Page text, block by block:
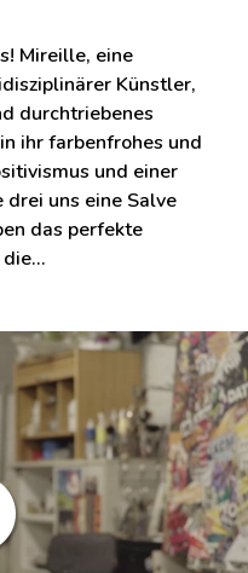
Mireille, eine
Künstler,
durchtriebenes
ihr farbenfrohes und
und einer
uns eine Salve
das perfekte
die…